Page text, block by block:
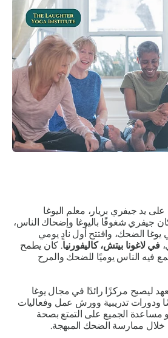
يد جيفري بريار، معلم اليوغا
عام ٢٠٠٥. كان جيفري شغوفًا باليوغا وإضحاك الناس،
الضحك، وافتتح أول نادٍ يومي
في لاغونا بيتش، كاليفورنيا. كان يطمح
فيه الناس يوميًا للضحك والمرح
ليصبح مركزًا رائدًا في مجال يوغا
تدريبية وورش عمل وفعاليات
الجميع على التمتع بصحة
ممارسة الضحك المبهجة.